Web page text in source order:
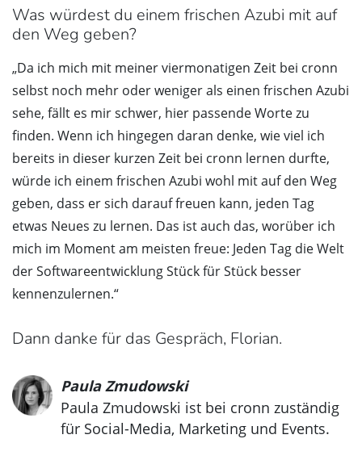
Was würdest du einem frischen Azubi mit auf
den Weg geben?
„Da ich mich mit meiner viermonatigen Zeit bei cronn
selbst noch mehr oder weniger als einen frischen Azubi
sehe, fällt es mir schwer, hier passende Worte zu
finden. Wenn ich hingegen daran denke, wie viel ich
bereits in dieser kurzen Zeit bei cronn lernen durfte,
würde ich einem frischen Azubi wohl mit auf den Weg
geben, dass er sich darauf freuen kann, jeden Tag
etwas Neues zu lernen. Das ist auch das, worüber ich
mich im Moment am meisten freue: Jeden Tag die Welt
der Softwareentwicklung Stück für Stück besser
kennenzulernen.“
Dann danke für das Gespräch, Florian.
Paula Zmudowski
Paula Zmudowski ist bei cronn zuständig
für Social-Media, Marketing und Events.